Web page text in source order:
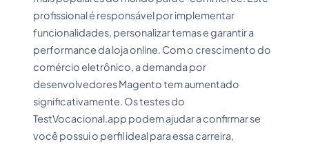
profissional é responsável por implementar
funcionalidades, personalizar temas e garantir a
performance da loja online. Com o crescimento do
comércio eletrônico, a demanda por
desenvolvedores Magento tem aumentado
significativamente. Os testes do
TestVocacional.app podem ajudar a confirmar se
você possui o perfil ideal para essa carreira,